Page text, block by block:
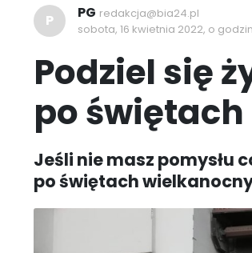
P PG redakcja@bia24.pl
sobota, 16 kwietnia 2022, o
Podziel się
po świętach
Jeśli nie masz pomysłu
po świętach